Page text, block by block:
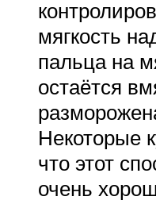
мягкость
пальца на
остаётся
Некоторые
что этот
очень